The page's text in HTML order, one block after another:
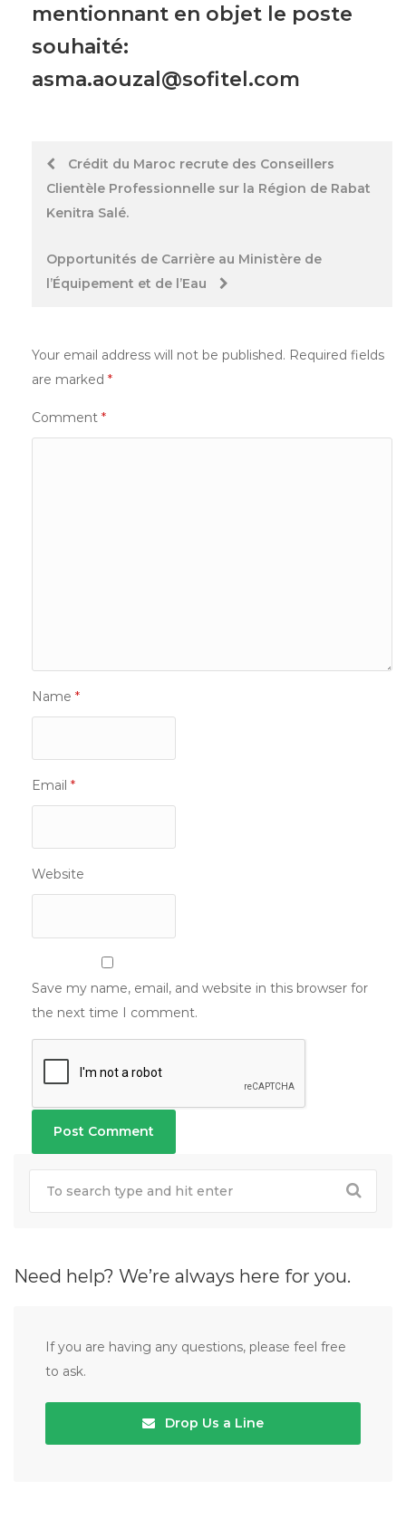
mentionnant en objet le poste
souhaité:
asma.aouzal@sofitel.com
Post
navigation
Crédit du Maroc recrute des Conseillers
Clientèle Professionnelle sur la Région de Rabat
Kenitra Salé.
Opportunités de Carrière au Ministère de
l’Équipement et de l’Eau
Your email address will not be published. Required fields
are marked *
Comment *
Name *
Email *
Website
Save my name, email, and website in this browser for
the next time I comment.
Need help? We’re always here for you.
If you are having any questions, please feel free
to ask.
Drop Us a Line